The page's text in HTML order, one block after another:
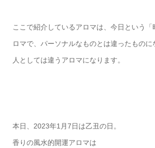
ここで紹介しているアロマは、今日という「
ロマで、パーソナルなものとは違ったものに
人としては違うアロマになります。
本日、2023年1月7日は乙丑の日。
香りの風水的開運アロマは